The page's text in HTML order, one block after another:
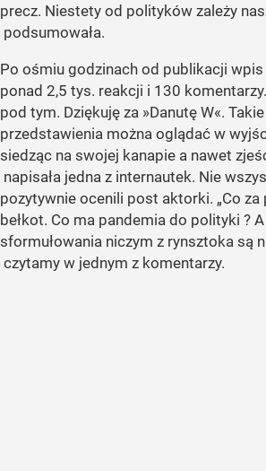
precz. Niestety od polityków zależy
podsumowała.
Po ośmiu godzinach od publikacji wpis
ponad 2,5 tys. reakcji i 130 komentarzy.
pod tym. Dziękuję za »Danutę W«.
przedstawienia można oglądać w
siedząc na swojej kanapie a nawet
napisała jedna z internautek. Nie
pozytywnie ocenili post aktorki. „Co
bełkot. Co ma pandemia do polityki ?
sformułowania niczym z rynsztoka są
czytamy w jednym z komentarzy.